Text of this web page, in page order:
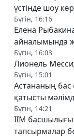
үстінде шоу
Бүгін, 16:16
Елена
айналымында
Бүгін, 16:03
Лионель
Бүгін, 15:01
Астананың бас
қатысты
Бүгін, 14:21
ІІМ
тапсырмалар